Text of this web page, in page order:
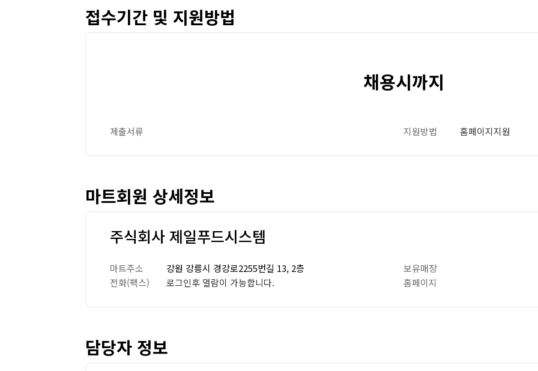
접수기간 및 지원방법
채용시까지
제출서류 지원방법 홈페이지지원
마트회원 상세정보
주식회사 제일푸드시스템
마트주소 강원 강릉시 경강로2255번길 13, 2층
보유매장
전화(팩스)
로그인후 열람이 가능합니다. 홈페이지
담당자 정보